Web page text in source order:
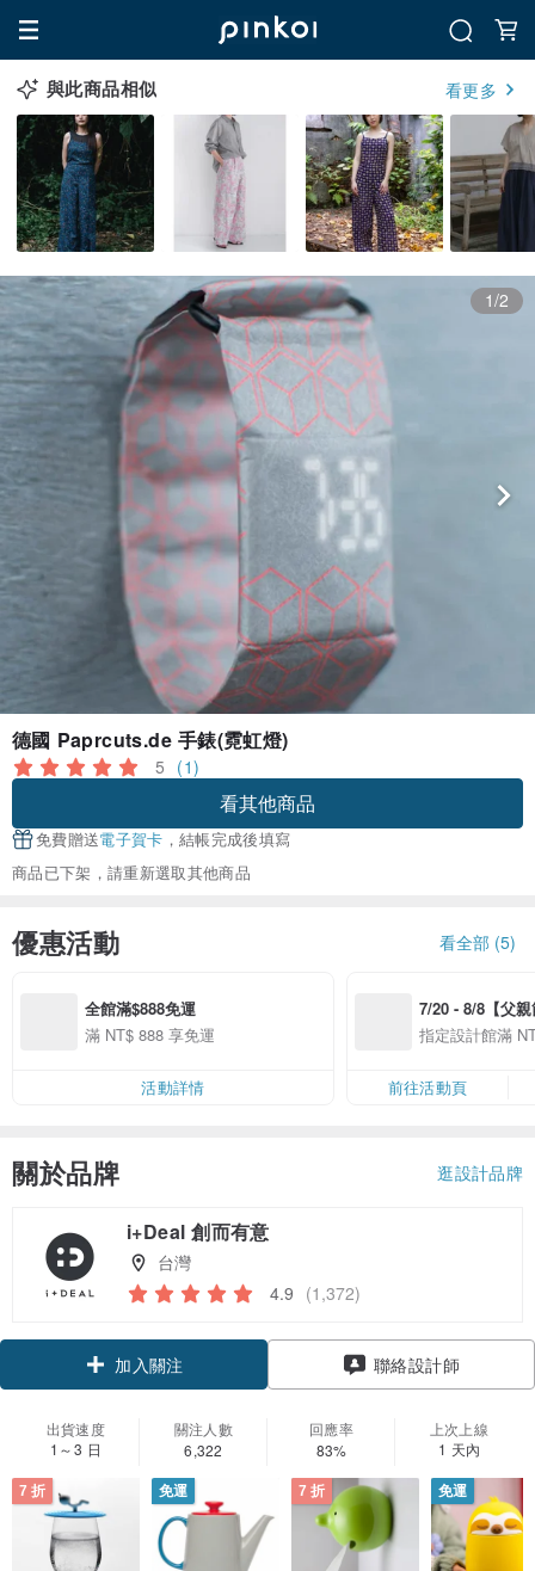
與此商品相似 看更多
1/2
德國 Paprcuts.de 手錶(霓虹燈)
5 (1)
看其他商品
免費贈送電子賀卡 ，結帳完成後填寫
商品已下架，請重新選取其他商品
優惠活動 看全部 (5)
全館滿$888免運
滿 NT$ 888 享免運
活動詳情
7/20 - 8/8【父
案】精選品牌全
$888 免運
指定設計館滿
前往活動頁
關於品牌 逛設計品牌
i+Deal 創而有意
台灣
4.9 (1,372)
加入關注 聯絡設計師
出貨速度
1～3 日
關注人數
6,322
回應率
83%
上次上線
1 天內
7 折 免運 7 折 免運